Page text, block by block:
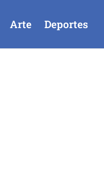
Arte Deportes